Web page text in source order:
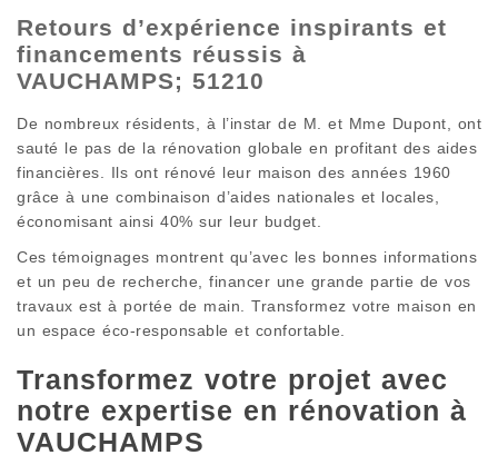
Retours d’expérience inspirants et
financements réussis à
VAUCHAMPS; 51210
De nombreux résidents, à l’instar de M. et Mme Dupont, ont
sauté le pas de la rénovation globale en profitant des aides
financières. Ils ont rénové leur maison des années 1960
grâce à une combinaison d’aides nationales et locales,
économisant ainsi 40% sur leur budget.
Ces témoignages montrent qu’avec les bonnes informations
et un peu de recherche, financer une grande partie de vos
travaux est à portée de main. Transformez votre maison en
un espace éco-responsable et confortable.
Transformez votre projet avec
notre expertise en rénovation à
VAUCHAMPS